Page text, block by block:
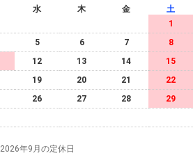
水 木 金
土
1
5 6 7
8
12 13 14
15
19 20 21
22
26 27 28
29
2026年9月の定休日